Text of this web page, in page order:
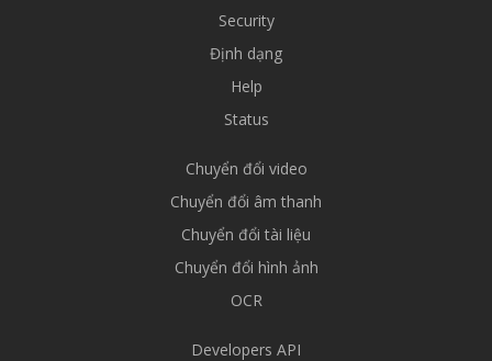
Security
Định dạng
Help
Status
Chuyển đổi video
Chuyển đổi âm thanh
Chuyển đổi tài liệu
Chuyển đổi hình ảnh
OCR
Developers API